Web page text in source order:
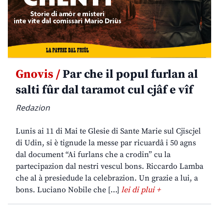
Gnovis /Par che il popul furlan al
salti fûr dal taramot cul cjâf e vîf
Redazion
Lunis ai 11 di Mai te Glesie di Sante Marie sul Cjiscjel
di Udin, si è tignude la messe par ricuardâ i 50 agns
dal document “Ai furlans che a crodin” cu la
partecipazion dal nestri vescul bons. Riccardo Lamba
che al à presiedude la celebrazion. Un grazie a lui, a
bons. Luciano Nobile che […] lei di plui +